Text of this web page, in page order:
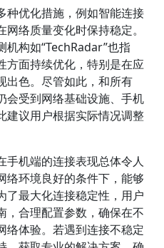
种优化措施，例如智能连接
络质量变化时保持稳定。
机构如“TechRadar”也指
方面持续优化，特别是在应
出色。尽管如此，和所有
会受到网络基础设施、手机
建议用户根据实际情况调整
手机端的连接表现总体令人
络环境良好的条件下，能够
了最大化连接稳定性，用户
，合理配置参数，确保在不
络体验。若遇到连接不稳定